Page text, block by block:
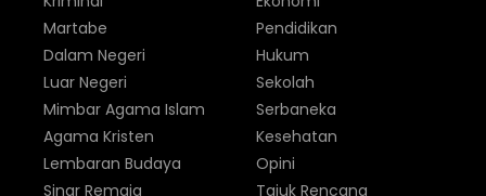
Martabe
Dalam Negeri
Luar Negeri
Pendidikan
Hukum
Sekolah
Mimbar Agama Islam
Agama Kristen
Lembaran Budaya
Sinar Remaja
Serbaneka
Kesehatan
Opini
Tajuk Rencana